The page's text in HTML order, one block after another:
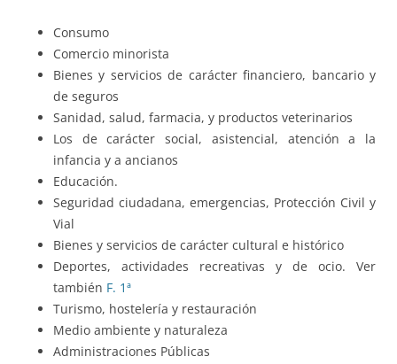
Consumo
Comercio minorista
Bienes y servicios de carácter financiero, bancario y
de seguros
Sanidad, salud, farmacia, y productos veterinarios
Los de carácter social, asistencial, atención a la
infancia y a ancianos
Educación.
Seguridad ciudadana, emergencias, Protección Civil y
Vial
Bienes y servicios de carácter cultural e histórico
Deportes, actividades recreativas y de ocio. Ver
también F. 1ª
Turismo, hostelería y restauración
Medio ambiente y naturaleza
Administraciones Públicas